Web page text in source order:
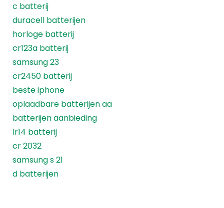
c batterij
duracell batterijen
horloge batterij
cr123a batterij
samsung 23
cr2450 batterij
beste iphone
oplaadbare batterijen aa
batterijen aanbieding
lr14 batterij
cr 2032
samsung s 21
d batterijen